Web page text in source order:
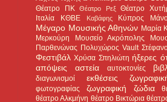
Θέατρο ΠΚ
Θέατρο Ρεξ Θέατρο
Ιταλία ΚΘΒΕ Καβάφης Κύπρος
Μέγαρο Μουσικής Αθηνών Μαρία
Μερκούρη
Μουσείο Ακρόπολης
Παρθενώνας Πολυχώρος Vault
Φεστιβάλ Χρύσα Σπηλιώτη ήξερες
απόψεις
αστεία αυτοκτονίες
διαγωνισμοί
εκθέσεις
φωτογραφίας
ζωγραφική ζώδια
θέατρο Αλκμήνη θέατρο Βικτώρια